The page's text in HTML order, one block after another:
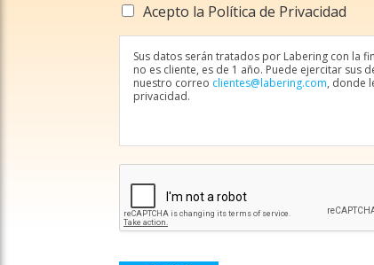
Acepto la Política de Privacidad
Sus datos serán tratados por Labering con la
no es cliente, es de 1 año. Puede ejercitar
nuestro correo clientes@labering.com, donde
privacidad.